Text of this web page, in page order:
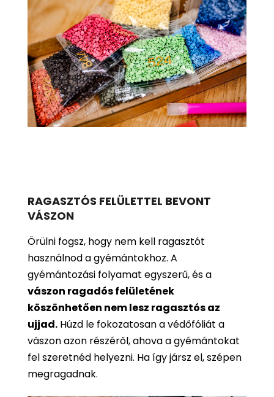
RAGASZTÓS FELÜLETTEL BEVONT
VÁSZON
Örülni fogsz, hogy nem kell ragasztót
használnod a gyémántokhoz. A
gyémántozási folyamat egyszerű, és a
vászon ragadós felületének
köszönhetően nem lesz ragasztós az
ujjad. Húzd le fokozatosan a védőfóliát a
vászon azon részéről, ahova a gyémántokat
fel szeretnéd helyezni. Ha így jársz el, szépen
megragadnak.